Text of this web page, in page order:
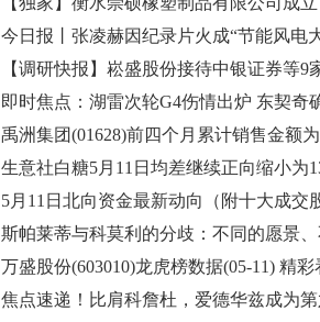
今日报丨张凌赫因纪录片火成“节能风电
【调研快报】崧盛股份接待中银证券等9
即时焦点：湖雷次轮G4伤情出炉 东契奇
多重优势
禹洲集团(01628)前四个月累计销售金额
生意社白糖5月11日均差继续正向缩小为
5月11日北向资金最新动向（附十大成交
斯帕莱蒂与科莫利的分歧：不同的愿景
图斯的内部较量
万盛股份(603010)龙虎榜数据(05-11) 精彩
焦点速递！比肩科詹杜，爱德华兹成为